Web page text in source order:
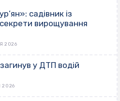
садівник із
вирощування
2026
у ДТП водій
2026